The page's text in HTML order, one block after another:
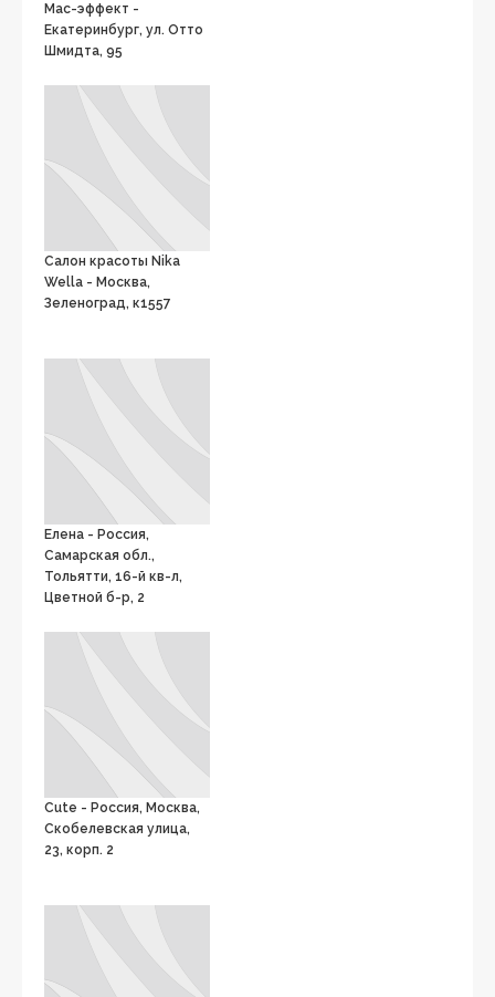
Мас-эффект -
Екатеринбург, ул. Отто
Шмидта, 95
Салон красоты Nika
Wella - Москва,
Зеленоград, к1557
Елена - Россия,
Самарская обл.,
Тольятти, 16-й кв-л,
Цветной б-р, 2
Cute - Россия, Москва,
Скобелевская улица,
23, корп. 2